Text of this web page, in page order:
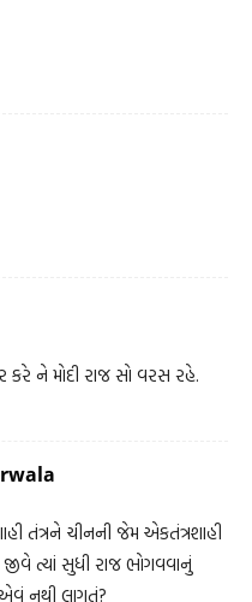
કરે ને મોદી રાજ સો વરસ રહે.
તંત્રને ચીનની જેમ એકતંત્રશાહી
ત્યાં સુધી રાજ ભોગવવાનું
નથી લાગતું?